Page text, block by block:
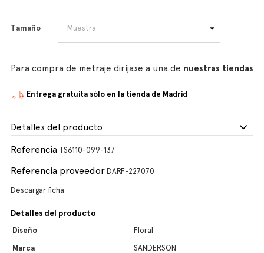
Tamaño
Para compra de metraje diríjase a una de nuestras tiendas
Entrega gratuita sólo en la tienda de Madrid
Detalles del producto
Referencia TS6110-099-137
Referencia proveedor DARF-227070
Descargar ficha
Detalles del producto
Diseño
Floral
Marca
SANDERSON